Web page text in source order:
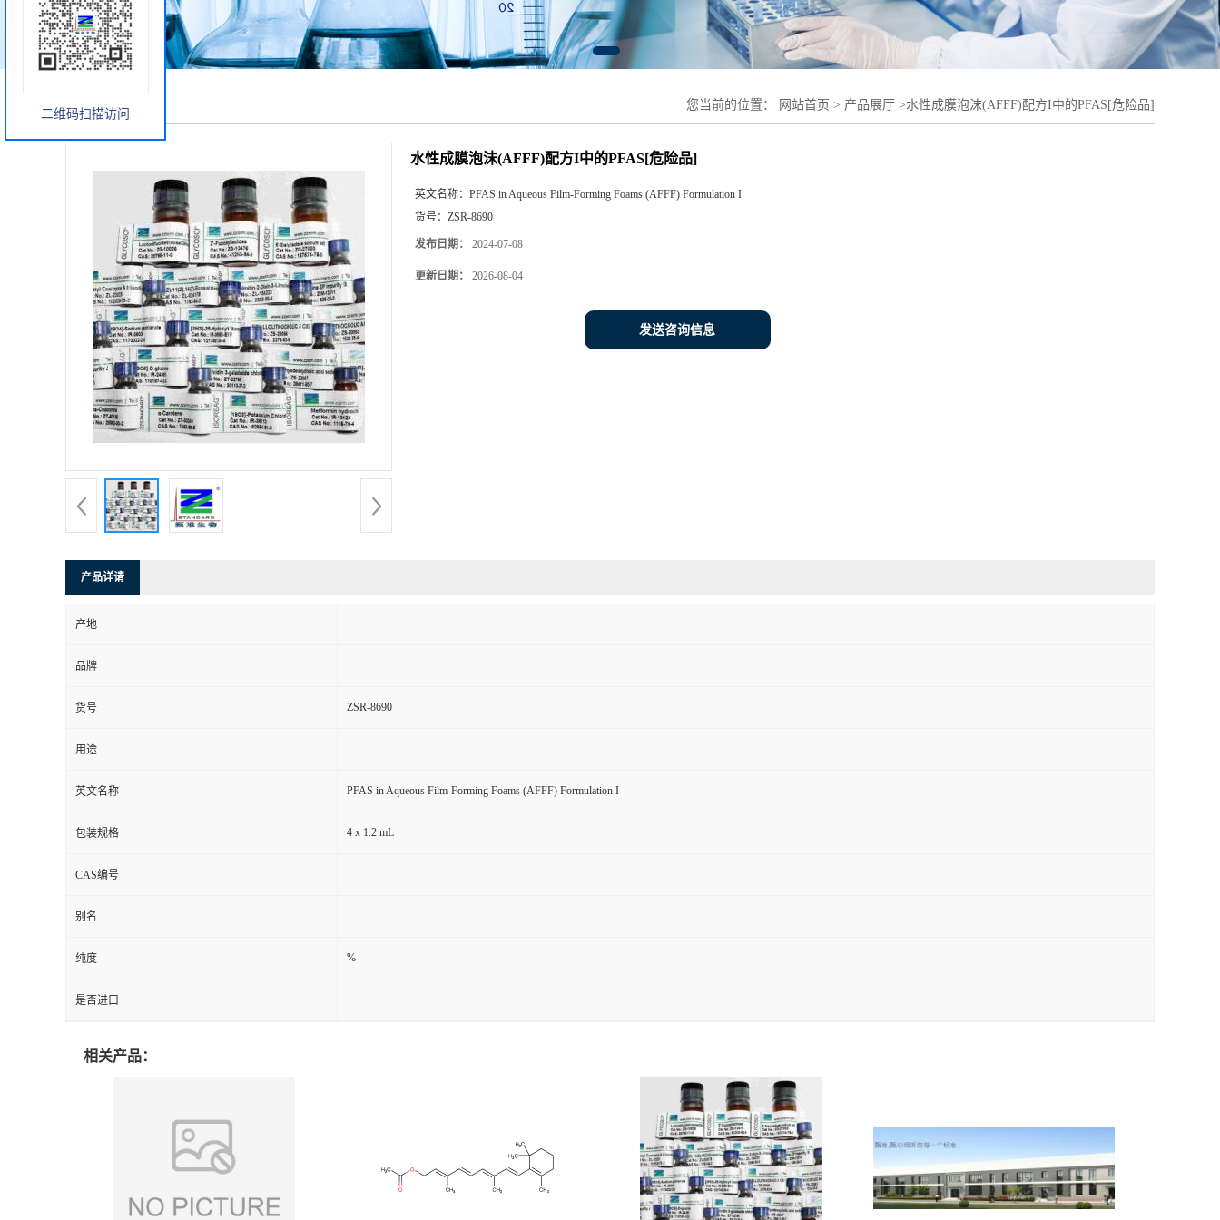
产品展厅 您当前的位置： 网站首页 > 产品展厅 >水性成膜泡沫(AFFF)配方I中的PFAS[危险品]
水性成膜泡沫(AFFF)配方I中的PFAS[危险品]
英文名称： PFAS in Aqueous Film-Forming Foams (AFFF) Formulation I
货号： ZSR-8690
发布日期： 2024-07-08
更新日期： 2026-08-04
发送咨询信息
产品详请
产地
品牌
货号 ZSR-8690
用途
英文名称 PFAS in Aqueous Film-Forming Foams (AFFF) Formulation I
包装规格 4 x 1.2 mL
CAS编号
别名
纯度 %
是否进口
相关产品：
二维码扫描访问